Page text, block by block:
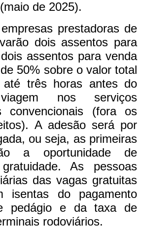
de 2025).
prestadoras de
dois assentos para
assentos para venda
50% sobre o valor total
até três horas antes do
nos serviços
convencionais (fora os
A adesão será por
ou seja, as primeiras
a oportunidade de
As pessoas
das vagas gratuitas
isentas do pagamento
pedágio e da taxa de
rodoviários.